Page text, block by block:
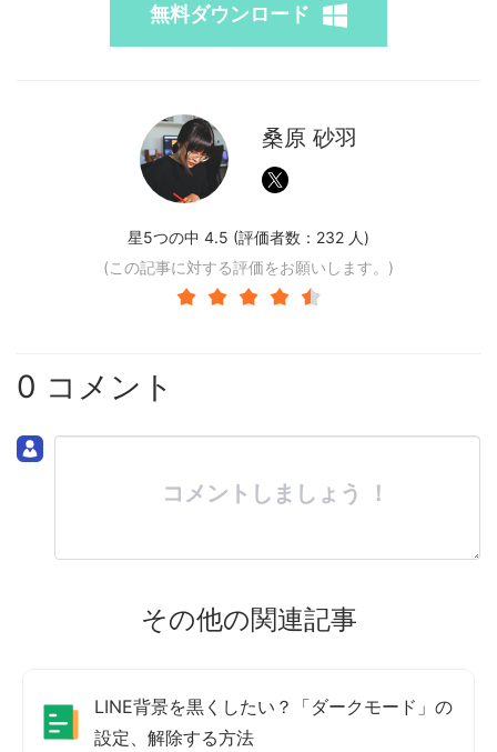
無料ダウンロード
桑原 砂羽
星5つの中 4.5 (評価者数： 232 人)
(この記事に対する評価をお願いします。)
0 コメント
コメントしましょう ！
その他の関連記事
LINE背景を黒くしたい？「ダークモード」の
設定、解除する方法